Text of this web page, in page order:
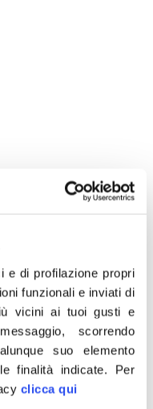
e di profilazione propri
funzionali e inviati di
vicini ai tuoi gusti e
scorrendo
suo elemento
finalità indicate. Per
clicca qui
ordinamento
costituisce la
Solo
e si può
la volontà dei
Repubblica potrà
i Ministri della